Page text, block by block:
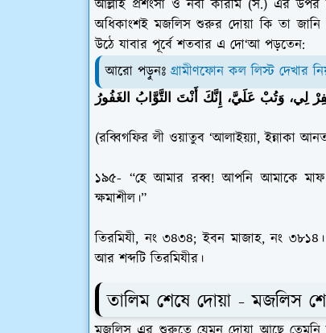
আল্লাহ প্রশংসা ও নবী কারীম (স.) এর
অধিকাংশই মজলিস শুরুর দোয়া কি তা জানি
উঠে যাবার পূর্বে শতবার এ দো‘আ পড়তেন:
আরো পড়ুনঃ গ্রামীণফোন কল লিস্ট দেখার
لِي، وَتُبْ عَلَيَّ، إِنَّكَ أَنْتَ التَّوَّابُ الغَفُورُ
(রব্বিগফির লী ওয়াতুব ‘আলাইয়্যা, ইন্নাকা
১৯৫- “হে আমার রব্ব! আপনি আমাকে
ক্ষমাশীল।”
তিরমিযী, নং ৩৪৩৪; ইবন মাজাহ, নং
আর শব্দটি তিরমিযীর।
তালিম শেষে দোয়া - মজলিস